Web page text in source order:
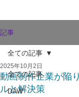
記事
全ての記事
DAW
全ての記事
動画制作企業が陥
ルと解決策
2025年10月2日